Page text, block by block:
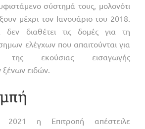
σύστημά τους, μολονότι
μέχρι τον Ιανουάριο του 2018.
διαθέτει τις δομές για τη
ελέγχων που απαιτούνται για
εκούσιας εισαγωγής
ειδών.
2021 η Επιτροπή απέστειλε